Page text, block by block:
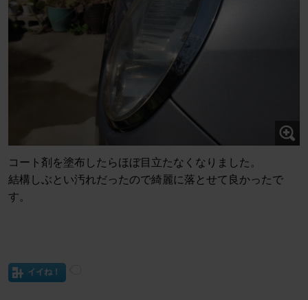
コート剤を塗布したらほぼ目立たなくなりました。
結構しぶとい汚れだったので綺麗に落とせて良かったで
す。
イイね！